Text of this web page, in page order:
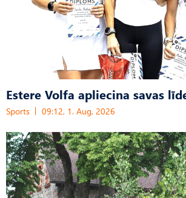
Estere Volfa apliecina savas
Sports 09:12, 1. Aug, 2026